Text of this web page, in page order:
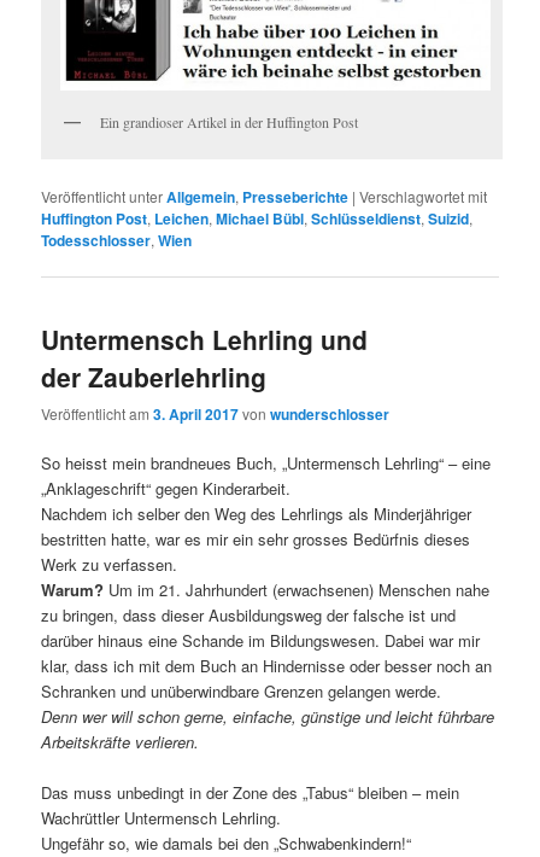
Ein grandioser Artikel in der Huffington Post
Veröffentlicht unterAllgemein, Presseberichte |Verschlagwortet mit
Huffington Post, Leichen,Michael Bübl,Schlüsseldienst,Suizid,
Todesschlosser,Wien
Untermensch Lehrling und
der Zauberlehrling
Veröffentlicht am3. April 2017vonwunderschlosser
So heisst mein brandneues Buch, „Untermensch Lehrling“ – eine
„Anklageschrift“ gegen Kinderarbeit.
Nachdem ich selber den Weg des Lehrlings als Minderjähriger
bestritten hatte, war es mir ein sehr grosses Bedürfnis dieses
Werk zu verfassen.
Warum? Um im 21. Jahrhundert (erwachsenen) Menschen nahe
zu bringen, dass dieser Ausbildungsweg der falsche ist und
darüber hinaus eine Schande im Bildungswesen. Dabei war mir
klar, dass ich mit dem Buch an Hindernisse oder besser noch an
Schranken und unüberwindbare Grenzen gelangen werde.
Denn wer will schon gerne, einfache, günstige und leicht führbare
Arbeitskräfte verlieren.
Das muss unbedingt in der Zone des „Tabus“ bleiben – mein
Wachrüttler Untermensch Lehrling.
Ungefähr so, wie damals bei den „Schwabenkindern!“